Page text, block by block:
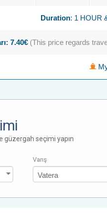
Duration: 1 HOUR
7.40€ (This price regards
güzergah seçimi yapın
Varış